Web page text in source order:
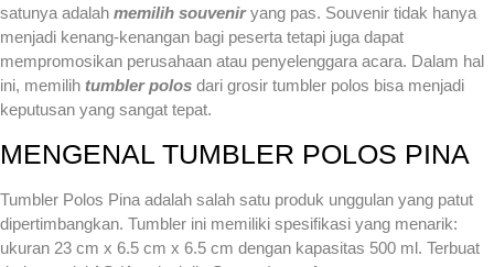
satunya adalah memilih souveniryang pas. Souvenir tidak hanya
menjadi kenang-kenangan bagi peserta tetapi juga dapat
mempromosikan perusahaan atau penyelenggara acara. Dalam hal
ini, memilih tumbler polos dari grosir tumbler polos bisa menjadi
keputusan yang sangat tepat.
MENGENAL TUMBLER POLOS PINA
Tumbler Polos Pina adalah salah satu produk unggulan yang patut
dipertimbangkan. Tumbler ini memiliki spesifikasi yang menarik:
ukuran 23 cm x 6.5 cm x 6.5 cm dengan kapasitas 500 ml. Terbuat